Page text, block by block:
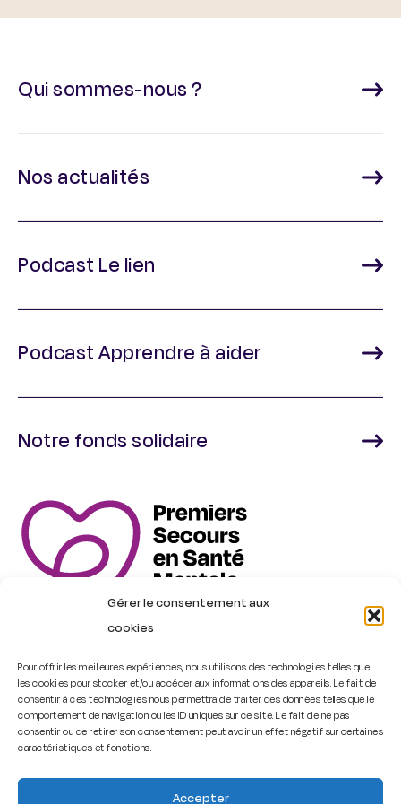
Gérer le consentement aux
cookies
Pour offrir les meilleures expériences, nous utilisons des technologies telles que
les cookies pour stocker et/ou accéder aux informations des appareils. Le fait de
consentir à ces technologies nous permettra de traiter des données telles que le
comportement de navigation ou les ID uniques sur ce site. Le fait de ne pas
consentir ou de retirer son consentement peut avoir un effet négatif sur certaines
caractéristiques et fonctions.
Accepter
Trouver une formation
Contact
Qui sommes-nous ?
Nos actualités
Podcast Le lien
Podcast Apprendre à aider
Notre fonds solidaire